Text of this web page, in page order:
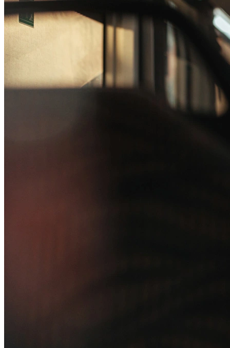
Passo 1/2
Institucional
Compromisso com o Meio Ambiente
Governança Corporativa
Ouvidoria
Política de Privacidade